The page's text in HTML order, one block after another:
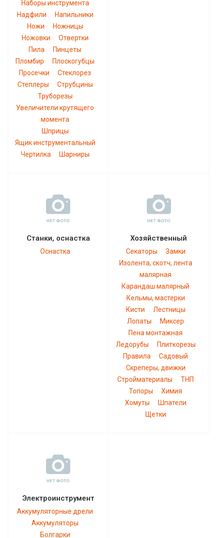
Наборы инструмента
Надфили
Напильники
Ножи
Ножницы
Ножовки
Отвертки
Пила
Пинцеты
Пломбир
Плоскогубцы
Просечки
Стеклорез
Степлеры
Струбцины
Труборезы
Увеличители крутящего
момента
Шприцы
Ящик инструментальный
Чертилка
Шарниры
Станки, оснастка
Оснастка
Хозяйственный
Секаторы
Замки
Изолента, скотч, лента
малярная
Карандаш малярный
Кельмы, мастерки
Кисти
Лестницы
Лопаты
Миксер
Пена монтажная
Ледорубы
Плиткорезы
Правила
Садовый
Скреперы, движки
Стройматериалы
ТНП
Топоры
Химия
Хомуты
Шпатели
Щетки
Электроинструмент
Аккумуляторные дрели
Аккумуляторы
Болгарки